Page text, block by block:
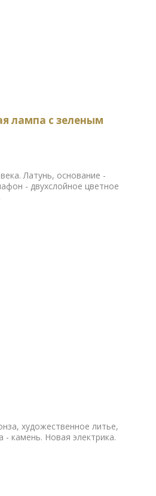
лампа с зеленым
Латунь, основание -
- двухслойное цветное
художественное литье,
камень. Новая электрика.